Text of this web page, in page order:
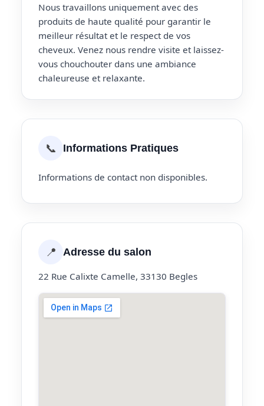
Nous travaillons uniquement avec des
produits de haute qualité pour garantir le
meilleur résultat et le respect de vos
cheveux. Venez nous rendre visite et laissez-
vous chouchouter dans une ambiance
chaleureuse et relaxante.
📞 Informations Pratiques
Informations de contact non disponibles.
📍 Adresse du salon
22 Rue Calixte Camelle, 33130 Begles